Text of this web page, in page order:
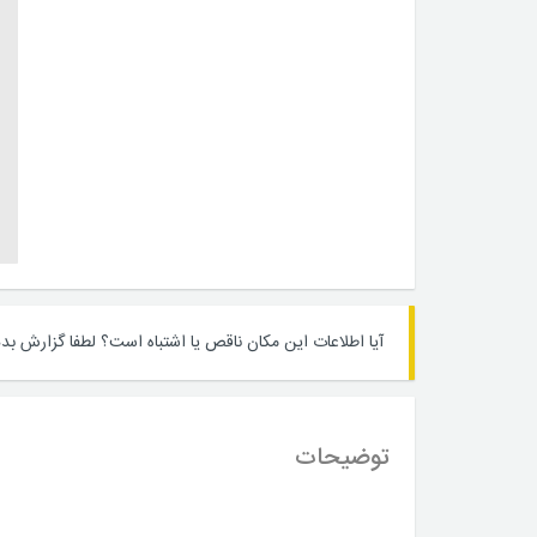
آیا اطلاعات این مکان ناقص یا اشتباه است؟ لطفا گزارش
توضیحات